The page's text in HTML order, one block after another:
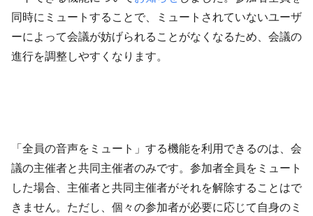
同時にミュートすることで、ミュートされていないユーザ
ーによって会議が妨げられることがなくなるため、会議の
進行を調整しやすくなります。
「全員の音声をミュート」する機能を利用できるのは、会
議の主催者と共同主催者のみです。参加者全員をミュート
した場合、主催者と共同主催者がそれを解除することはで
きません。ただし、個々の参加者が必要に応じて自身のミ